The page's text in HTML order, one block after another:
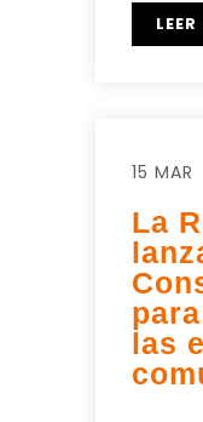
15 MAR
La
las